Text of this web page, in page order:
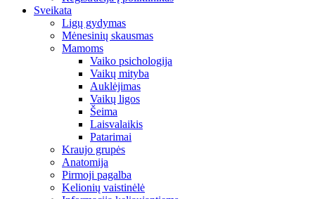
Sveikata
Ligų gydymas
Mėnesinių skausmas
Mamoms
Vaiko psichologija
Vaikų mityba
Auklėjimas
Vaikų ligos
Šeima
Laisvalaikis
Patarimai
Kraujo grupės
Anatomija
Pirmoji pagalba
Kelionių vaistinėlė